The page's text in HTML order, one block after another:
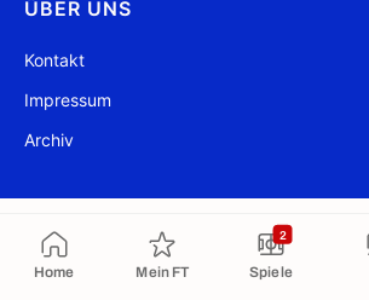
Home Mein FT Spiele
2
ÜBER UNS
Kontakt
Impressum
Archiv
@ FussballTransfers.com 2009-2026
In die Zwischenablage kopiert